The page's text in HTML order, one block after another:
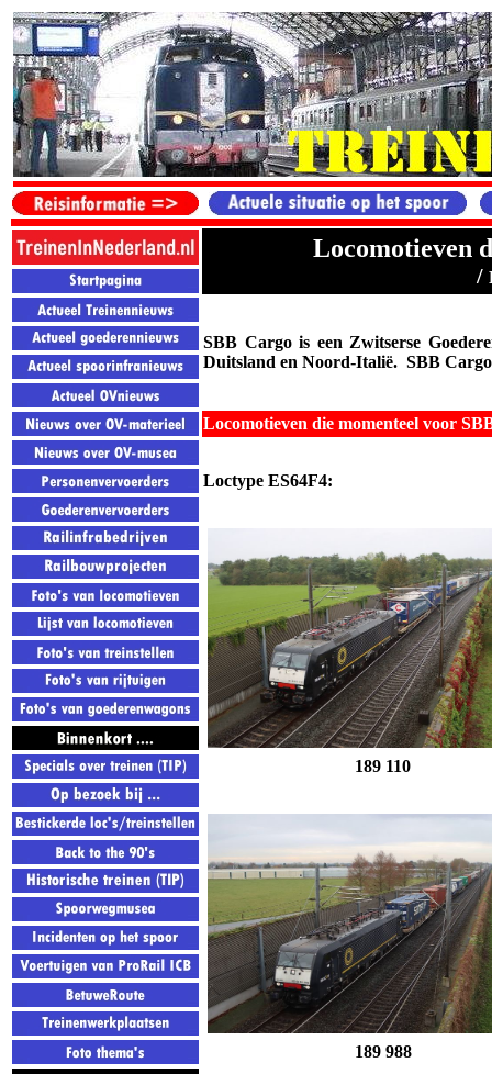
Locomotieven
/
SBB Cargo is een Zwitserse
Duitsland en Noord-Italië. SBB
Locomotieven die momenteel voor
Loctype ES64F4:
189 110
189 988